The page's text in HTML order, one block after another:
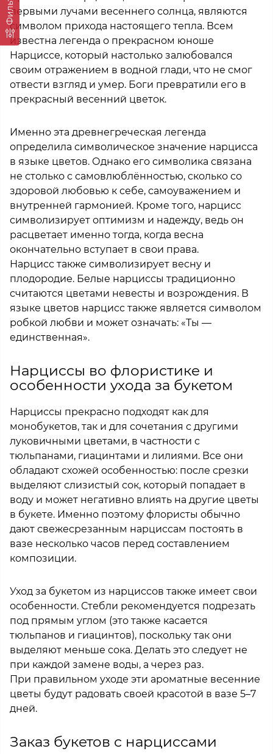
Фильтр
первыми лучами весеннего солнца, являются
символом прихода настоящего тепла. Всем
известна легенда о прекрасном юноше
Нарциссе, который настолько залюбовался
своим отражением в водной глади, что не смог
отвести взгляд и умер. Боги превратили его в
прекрасный весенний цветок.
Именно эта древнегреческая легенда
определила символическое значение нарцисса
в языке цветов. Однако его символика связана
не столько с самовлюблённостью, сколько со
здоровой любовью к себе, самоуважением и
внутренней гармонией. Кроме того, нарцисс
символизирует оптимизм и надежду, ведь он
расцветает именно тогда, когда весна
окончательно вступает в свои права.
Нарцисс также символизирует весну и
плодородие. Белые нарциссы традиционно
считаются цветами невесты и возрождения. В
языке цветов нарцисс также является символом
робкой любви и может означать: «Ты —
единственная».
Нарциссы во флористике и
особенности ухода за букетом
Нарциссы прекрасно подходят как для
монобукетов, так и для сочетания с другими
луковичными цветами, в частности с
тюльпанами, гиацинтами и лилиями. Все они
обладают схожей особенностью: после срезки
выделяют слизистый сок, который попадает в
воду и может негативно влиять на другие цветы
в букете. Именно поэтому флористы обычно
дают свежесрезанным нарциссам постоять в
вазе несколько часов перед составлением
композиции.
Уход за букетом из нарциссов также имеет свои
особенности. Стебли рекомендуется подрезать
под прямым углом (это также касается
тюльпанов и гиацинтов), поскольку так они
выделяют меньше сока. Делать это следует не
при каждой замене воды, а через раз.
При правильном уходе эти ароматные весенние
цветы будут радовать своей красотой в вазе 5–7
дней.
Заказ букетов с нарциссами